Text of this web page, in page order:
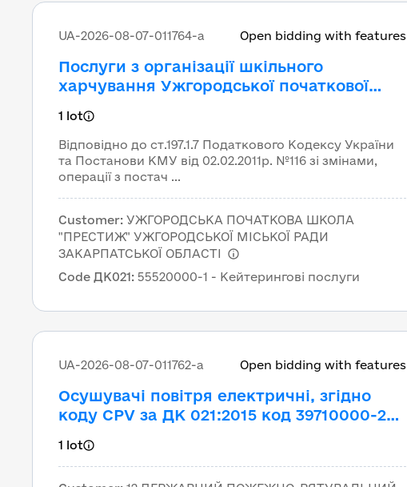
UA-2026-08-07-011764-a Open bidding with features
Послуги з організації шкільного
харчування Ужгородської початкової
ради Закарпатської області (Обіди) за
кодом ДК 021:2015 55520000-1
Кейтерингові послуги
1 lot
Відповідно до ст.197.1.7 Податкового Кодексу України
та Постанови КМУ від 02.02.2011р. №116 зі змінами,
операції з постач ...
Customer: УЖГОРОДСЬКА ПОЧАТКОВА ШКОЛА
"ПРЕСТИЖ" УЖГОРОДСЬКОЇ МІСЬКОЇ РАДИ
ЗАКАРПАТСЬКОЇ ОБЛАСТІ
Code ДК021: 55520000-1 - Кейтерингові послуги
UA-2026-08-07-011762-a Open bidding with features
Осушувачі повітря електричні, згідно
коду CPV за ДК 021:2015 код 39710000-2
1 lot